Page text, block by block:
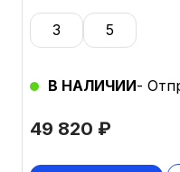
49 820 ₽
3 5
В НАЛИЧИИ-